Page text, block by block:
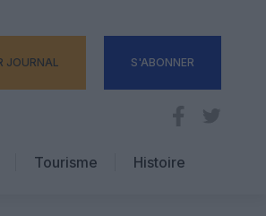
JOURNAL S'ABONNER
Tourisme
Histoire